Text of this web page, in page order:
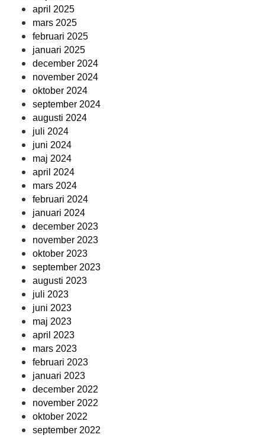
april 2025
mars 2025
februari 2025
januari 2025
december 2024
november 2024
oktober 2024
september 2024
augusti 2024
juli 2024
juni 2024
maj 2024
april 2024
mars 2024
februari 2024
januari 2024
december 2023
november 2023
oktober 2023
september 2023
augusti 2023
juli 2023
juni 2023
maj 2023
april 2023
mars 2023
februari 2023
januari 2023
december 2022
november 2022
oktober 2022
september 2022